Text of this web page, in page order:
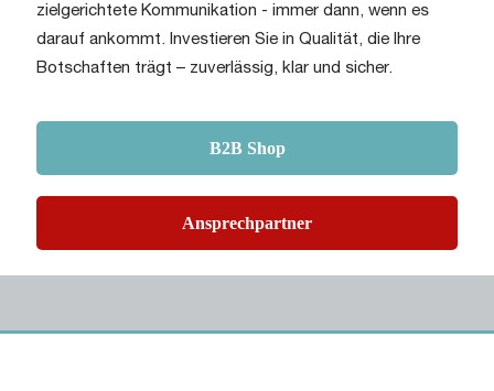
zielgerichtete Kommunikation - immer dann, wenn es
darauf ankommt. Investieren Sie in Qualität, die Ihre
Botschaften trägt – zuverlässig, klar und sicher.
B2B Shop
Ansprechpartner